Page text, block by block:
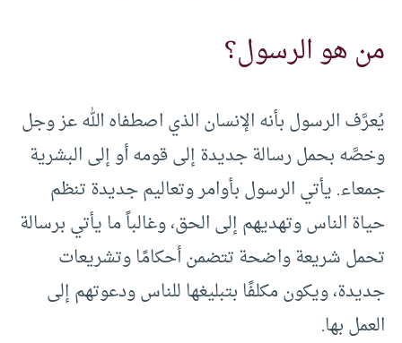
من هو الرسول؟
يُعرَّف الرسول بأنه الإنسان الذي اصطفاه الله عز وجل
وخصَّه بحمل رسالة جديدة إلى قومه أو إلى البشرية
جمعاء. يأتي الرسول بأوامر وتعاليم جديدة تنظم
حياة الناس وتهديهم إلى الحق، وغالباً ما يأتي برسالة
تحمل شريعة واضحة تتضمن أحكامًا وتشريعات
جديدة، ويكون مكلفًا بتبليغها للناس ودعوتهم إلى
العمل بها.